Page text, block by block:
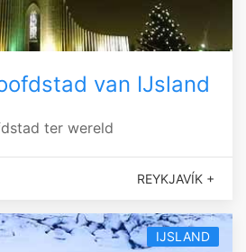
van IJsland
ter wereld
REYKJAVÍK +
IJSLAND